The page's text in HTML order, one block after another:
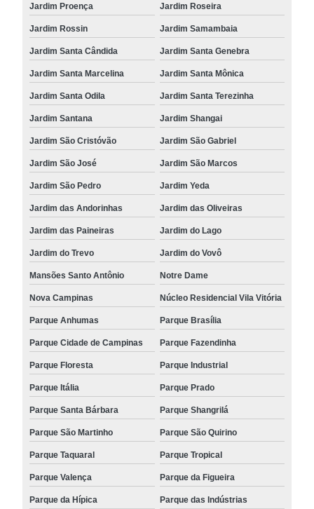
Jardim Proença Jardim Roseira
Jardim Rossin Jardim Samambaia
Jardim Santa Cândida Jardim Santa Genebra
Jardim Santa Marcelina Jardim Santa Mônica
Jardim Santa Odila Jardim Santa Terezinha
Jardim Santana Jardim Shangai
Jardim São Cristóvão Jardim São Gabriel
Jardim São José Jardim São Marcos
Jardim São Pedro Jardim Yeda
Jardim das Andorinhas Jardim das Oliveiras
Jardim das Paineiras Jardim do Lago
Jardim do Trevo Jardim do Vovô
Mansões Santo Antônio Notre Dame
Nova Campinas Núcleo Residencial Vila Vitória
Parque Anhumas Parque Brasília
Parque Cidade de Campinas Parque Fazendinha
Parque Floresta Parque Industrial
Parque Itália Parque Prado
Parque Santa Bárbara Parque Shangrilá
Parque São Martinho Parque São Quirino
Parque Taquaral Parque Tropical
Parque Valença Parque da Figueira
Parque da Hípica Parque das Indústrias